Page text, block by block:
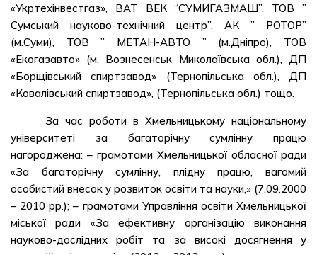
«Укртехінвестгаз», ВАТ ВЕК “СУМИГАЗМАШ”, ТОВ ”
Сумський науково-технічний центр”, АК ” РОТОР”
(м.Суми), ТОВ ” МЕТАН-АВТО ” (м.Дніпро), ТОВ
«Екогазавто» (м. Вознесенськ Миколаївська обл.), ДП
«Борщівський спиртзавод» (Тернопільська обл.), ДП
«Ковалівський спиртзавод», (Тернопільська обл.) тощо.
За час роботи в Хмельницькому національному
університеті за багаторічну сумлінну працю
нагороджена: – грамотами Хмельницької обласної ради
«За багаторічну сумлінну, плідну працю, вагомий
особистий внесок у розвиток освіти та науки,» (7.09.2000
– 2010 рр.); – грамотами Управління освіти Хмельницької
міської ради «За ефективну організацію виконання
науково-дослідних робіт та за високі досягнення у